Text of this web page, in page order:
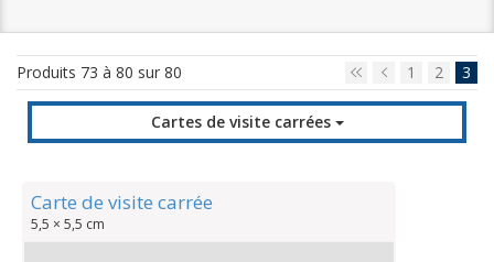
Produits 73 à 80 sur 80 1 2 3
Cartes de visite carrées
Carte de visite carrée
5,5 × 5,5 cm